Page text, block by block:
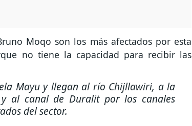
Moqo son los más afectados por esta
no tiene la capacidad para recibir las
Mayu y llegan al río Chijllawiri, a la
al canal de Duralit por los canales
del sector.